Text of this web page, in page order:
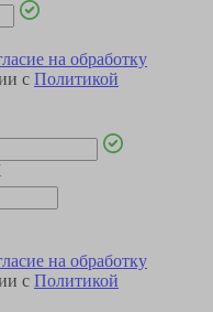
на обработку
с Политикой
на обработку
с Политикой